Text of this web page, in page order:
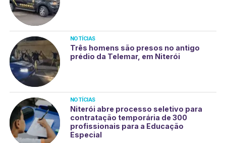
NOTÍCIAS
Três homens são presos no antigo
prédio da Telemar, em Niterói
NOTÍCIAS
Niterói abre processo seletivo para
contratação temporária de 300
profissionais para a Educação
Especial